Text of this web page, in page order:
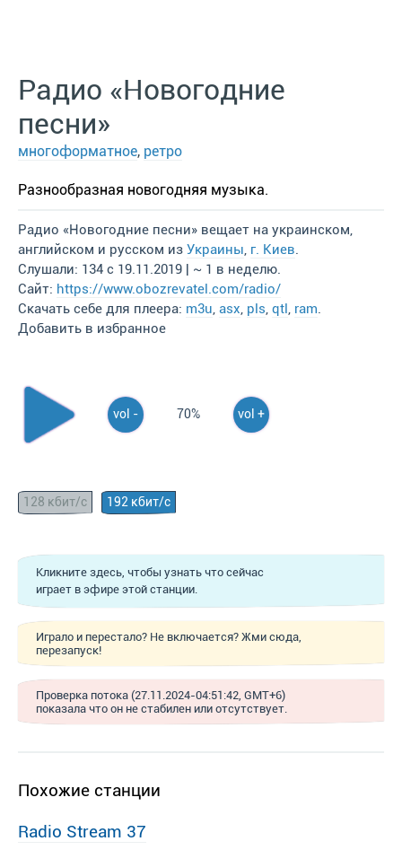
Радио «Новогодние
песни»
многоформатное, ретро
Разнообразная новогодняя музыка.
Радио «Новогодние песни» вещает на украинском,
английском и русском из Украины, г. Киев.
Слушали: 134 с 19.11.2019 | ~ 1 в неделю.
Сайт: https://www.obozrevatel.com/radio/
Скачать себе для плеера: m3u, asx, pls, qtl, ram.
Добавить в избранное
vol - 70% vol +
128 кбит/с 192 кбит/с
Кликните здесь, чтобы узнать что сейчас
играет в эфире этой станции.
Играло и перестало? Не включается? Жми сюда,
перезапуск!
Проверка потока (27.11.2024-04:51:42, GMT+6)
показала что он не стабилен или отсутствует.
Похожие станции
Radio Stream 37